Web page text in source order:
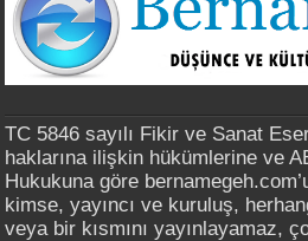
TC 5846 sayılı Fikir ve Sanat
haklarına ilişkin hükümlerine ve
Hukukuna göre
kimse, yayıncı ve kuruluş,
veya bir kısmını yayınlayamaz,